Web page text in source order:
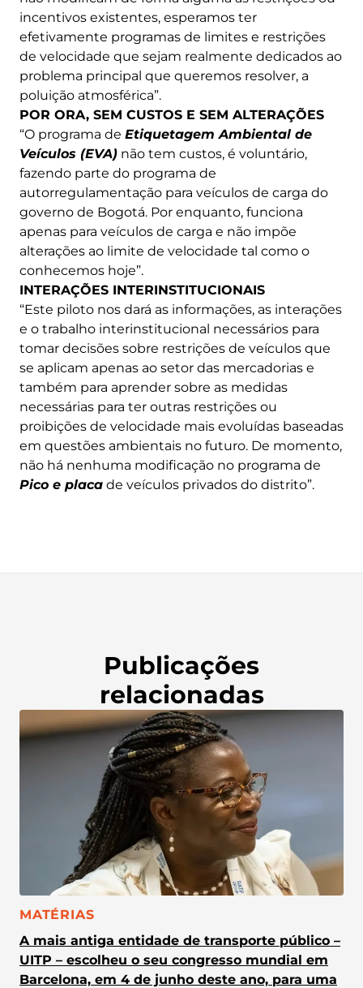
incentivos existentes, esperamos ter
efetivamente programas de limites e restrições
de velocidade que sejam realmente dedicados ao
problema principal que queremos resolver, a
poluição atmosférica”.
POR ORA, SEM CUSTOS E SEM ALTERAÇÕES
“O programa de Etiquetagem Ambiental de
Veículos (EVA) não tem custos, é voluntário,
fazendo parte do programa de
autorregulamentação para veículos de carga do
governo de Bogotá. Por enquanto, funciona
apenas para veículos de carga e não impõe
alterações ao limite de velocidade tal como o
conhecemos hoje”.
INTERAÇÕES INTERINSTITUCIONAIS
“Este piloto nos dará as informações, as interações
e o trabalho interinstitucional necessários para
tomar decisões sobre restrições de veículos que
se aplicam apenas ao setor das mercadorias e
também para aprender sobre as medidas
necessárias para ter outras restrições ou
proibições de velocidade mais evoluídas baseadas
em questões ambientais no futuro. De momento,
não há nenhuma modificação no programa de
Pico e placa de veículos privados do distrito”.
Publicações
relacionadas
CATEGORIA:
MATÉRIAS
A mais antiga entidade de transporte público –
UITP – escolheu o seu congresso mundial em
Barcelona, em 4 de junho deste ano, para uma